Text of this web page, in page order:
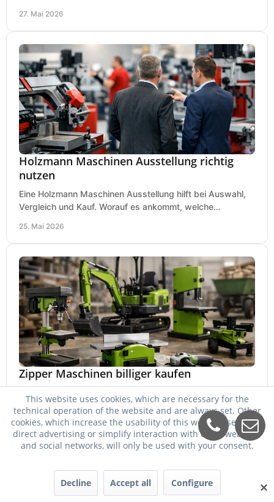
27. Mai 2026
Holzmann Maschinen Ausstellung richtig
nutzen
Eine Holzmann Maschinen Ausstellung hilft bei Auswahl,
Vergleich und Kauf. Worauf es ankommt, welche
25. Mai 2026
Zipper Maschinen billiger kaufen
auswählen: So vergleichen Sie Leistung, Ausstattung,
Service und Folgekosten richtig.
24. Mai 2026
✕
This website uses cookies, which are necessary for the
technical operation of the website and are always set. Other
cookies, which increase the usability of this website, serve for
direct advertising or simplify interaction with other websites
and social networks, will only be used with your consent.
Decline Accept all Configure